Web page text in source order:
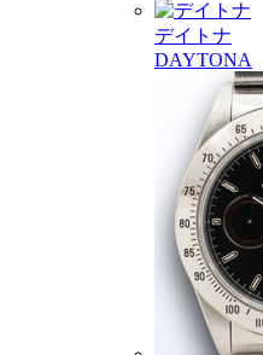
デイトナ
DAYTONA